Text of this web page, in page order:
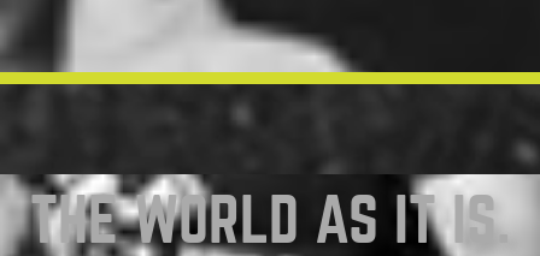
THE WORLD AS IT IS.